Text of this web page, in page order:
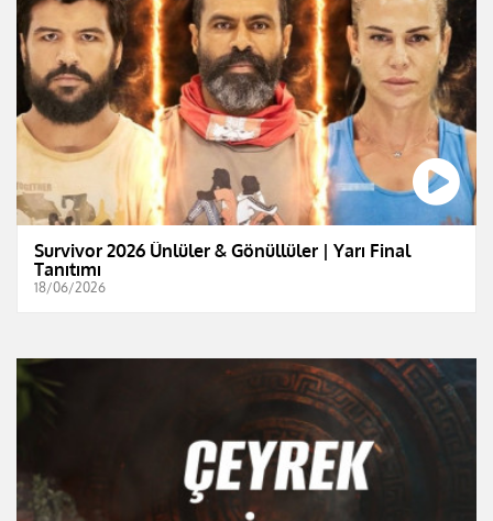
Survivor 2026 Ünlüler & Gönüllüler | Yarı Final
Tanıtımı
18/06/2026